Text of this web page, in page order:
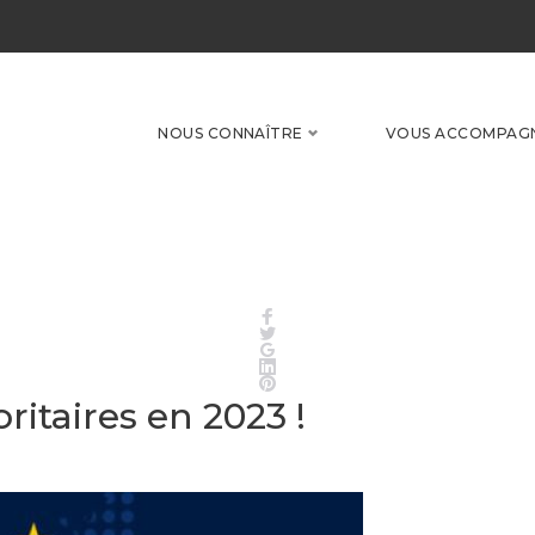
NOUS CONNAÎTRE VOUS
Twitter
Pinterest
en 2023 !